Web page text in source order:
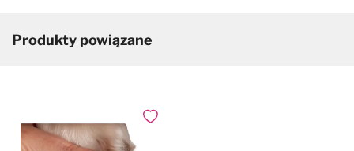
Produkty powiązane
Dodaj do ulubionych